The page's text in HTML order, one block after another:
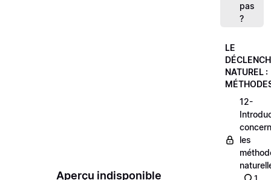
Aperçu indisponible
pas
?
LE
NATUREL :
12-
les
1